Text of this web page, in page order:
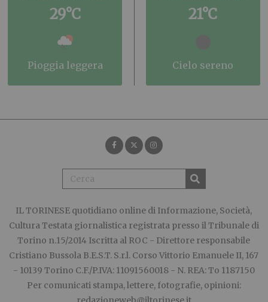
29°C
pioggia leggera
21°C
cielo sereno
IL TORINESE quotidiano online di Informazione, Società,
Cultura Testata giornalistica registrata presso il Tribunale di
Torino n.15/2014 Iscritta al ROC - Direttore responsabile
Cristiano Bussola B.E.S.T. S.r.l. Corso Vittorio Emanuele II, 167
- 10139 Torino C.F./P.IVA: 11091560018 - N. REA: To 1187150
Per comunicati stampa, lettere, fotografie, opinioni: